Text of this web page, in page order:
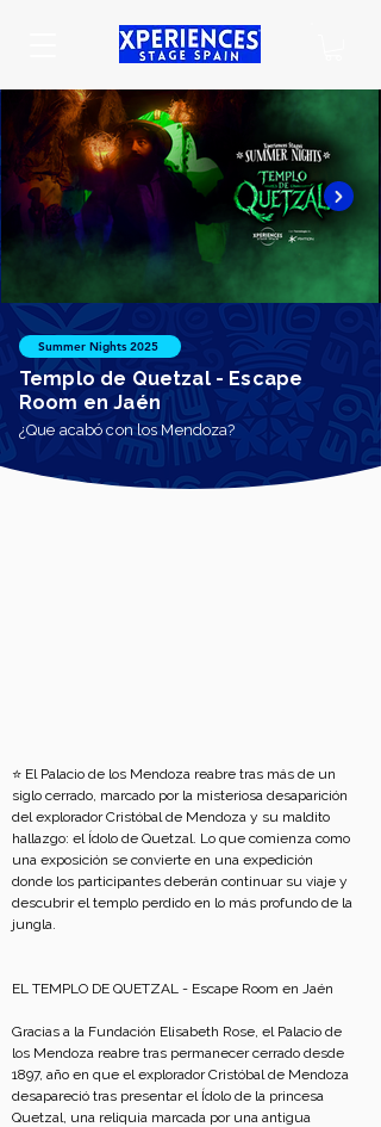
Summer Nights 2025
Templo de Quetzal - Escape
Room en Jaén
¿Que acabó con los Mendoza?
⭐ El Palacio de los Mendoza reabre tras más de un
siglo cerrado, marcado por la misteriosa desaparición
del explorador Cristóbal de Mendoza y su maldito
hallazgo: el Ídolo de Quetzal. Lo que comienza como
una exposición se convierte en una expedición
donde los participantes deberán continuar su viaje y
descubrir el templo perdido en lo más profundo de la
jungla.
EL TEMPLO DE QUETZAL - Escape Room en Jaén
Gracias a la Fundación Elisabeth Rose, el Palacio de
los Mendoza reabre tras permanecer cerrado desde
1897, año en que el explorador Cristóbal de Mendoza
desapareció tras presentar el Ídolo de la princesa
Quetzal, una reliquia marcada por una antigua